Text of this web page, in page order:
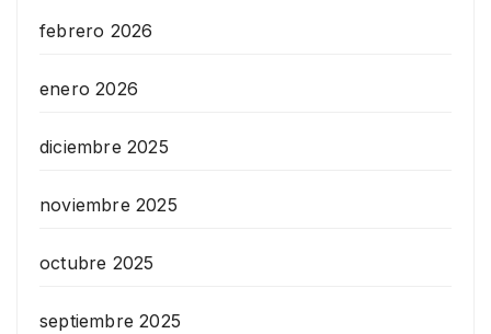
febrero 2026
enero 2026
diciembre 2025
noviembre 2025
octubre 2025
septiembre 2025